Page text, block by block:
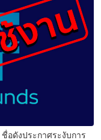
อดังประกาศระงับการ